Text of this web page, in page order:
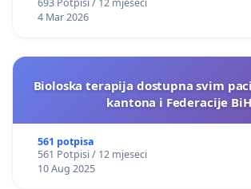
693 Potpisi / 12 mjeseci
4 Mar 2026
Bioloska terapija dostupna svim
kantona i Federacije BiH
561 potpisa
561 Potpisi / 12 mjeseci
10 Aug 2025